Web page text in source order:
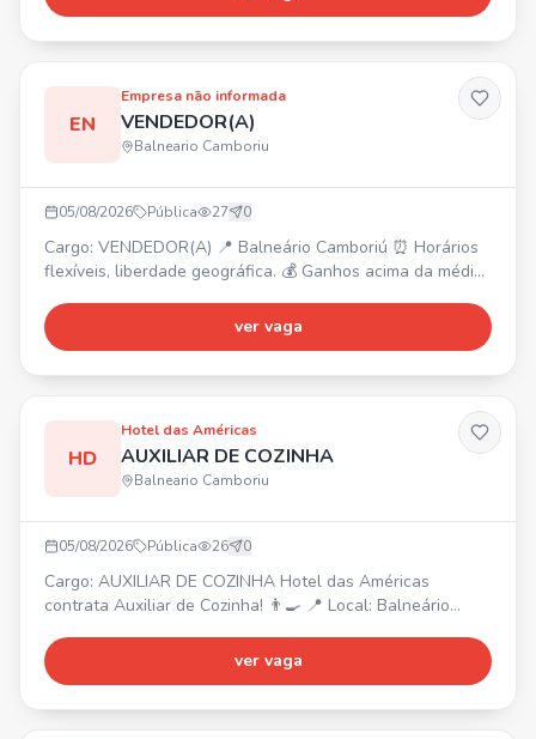
EN
Empresa não informada
VENDEDOR(A)
Balneario Camboriu
05/08/2026 Pública 27 0
Cargo: VENDEDOR(A) 📍 Balneário Camboriú ⏰ Horários
flexíveis, liberdade geográfica. 💰 Ganhos acima da média
anuais. ✨ Oferecemos plano de carreira. ✅ Requisitos:
Não exige experiência, ser comprometido, ter vontade de
ver vaga
HD
Hotel das Américas
AUXILIAR DE COZINHA
Balneario Camboriu
05/08/2026 Pública 26 0
Cargo: AUXILIAR DE COZINHA Hotel das Américas
contrata Auxiliar de Cozinha! 👨‍🍳 📍 Local: Balneário
dos alimentos, higienizar, cortar e organizar ingredientes,
apoiar a equipe de cozinha, manter a cozinha limpa e
ver vaga